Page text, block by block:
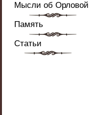
Мысли об Орловой
Память
Статьи